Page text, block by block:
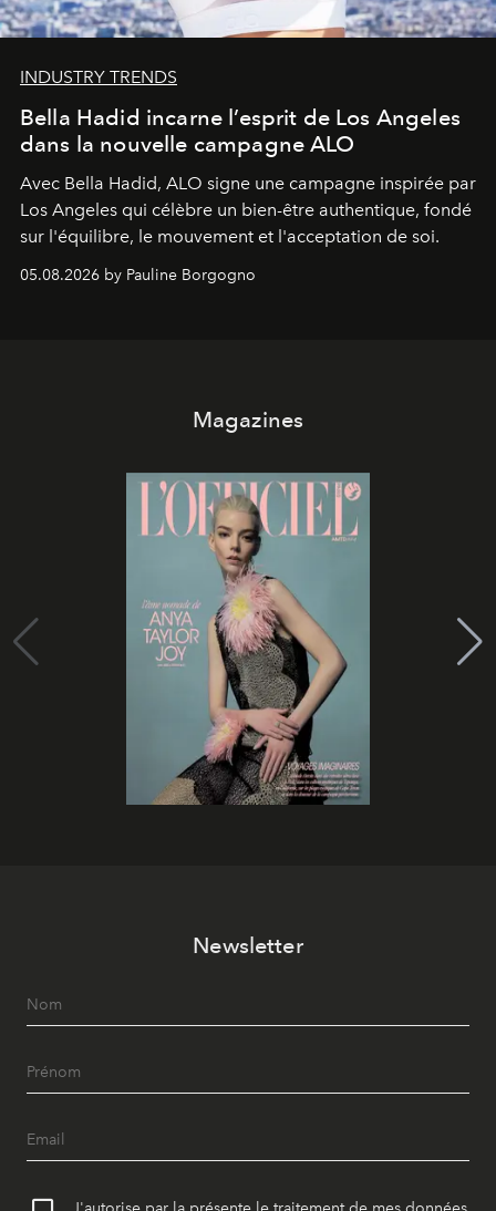
INDUSTRY TRENDS
Bella Hadid incarne l’esprit de Los Angeles
dans la nouvelle campagne ALO
Avec Bella Hadid, ALO signe une campagne inspirée par
Los Angeles qui célèbre un bien-être authentique, fondé
sur l'équilibre, le mouvement et l'acceptation de soi.
05.08.2026 by Pauline Borgogno
Magazines
Newsletter